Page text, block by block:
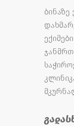
ბინაზე